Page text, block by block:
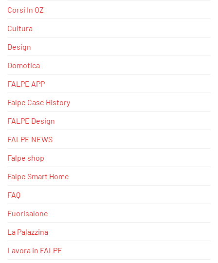
Corsi In OZ
Cultura
Design
Domotica
FALPE APP
Falpe Case History
FALPE Design
FALPE NEWS
Falpe shop
Falpe Smart Home
FAQ
Fuorisalone
La Palazzina
Lavora in FALPE